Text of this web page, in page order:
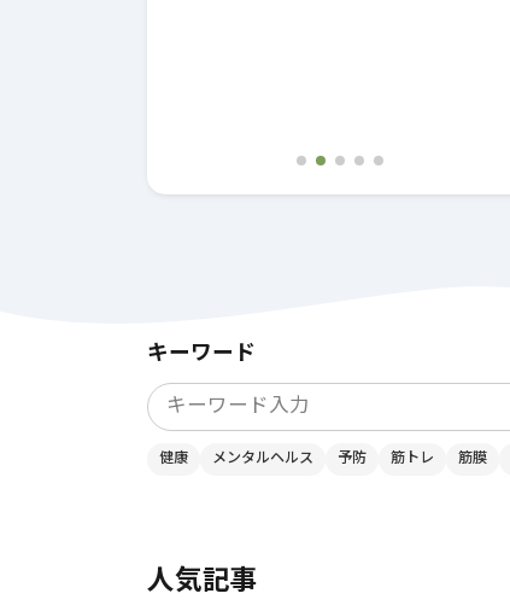
キーワード
健康 メンタルヘルス 予防 筋トレ 筋膜
人気記事